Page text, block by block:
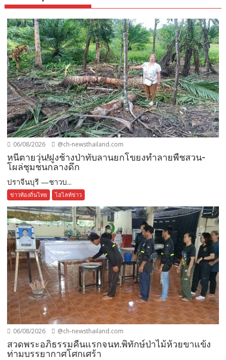
06/08/2026 @ch-newsthailand.com
หนีตายวุ่น!ฝูงช้างป่าทับลานยกโขยงทำลายพืชสวน-
โผล่ชุมชนกลางดึก
ปราจีนบุรี —ชาวบ...
ข่าวท้องถิ่นไทย ไฮไลท์ข่าว
06/08/2026 @ch-newsthailand.com
สวดพระอภิธรรมคืนแรกจนท.พิทักษ์ป่าไม้ห้วยขาแข้ง
ท่ามบรรยากาศโศกเศร้า